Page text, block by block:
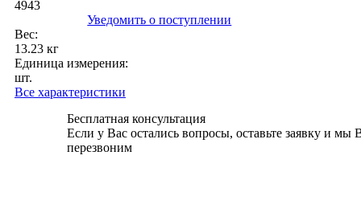
4943
Уведомить о поступлении
Вес:
13.23 кг
Единица измерения:
шт.
Все характеристики
Бесплатная консультация
Если у Вас остались вопросы, оставьте заявку и мы
перезвоним